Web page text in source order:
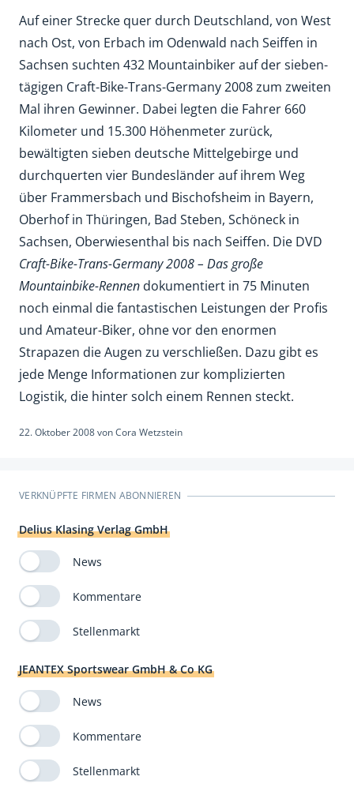
Auf einer Strecke quer durch Deutschland, von West
nach Ost, von Erbach im Odenwald nach Seiffen in
Sachsen suchten 432 Mountainbiker auf der sieben-
tägigen Craft-Bike-Trans-Germany 2008 zum zweiten
Mal ihren Gewinner. Dabei legten die Fahrer 660
Kilometer und 15.300 Höhenmeter zurück,
bewältigten sieben deutsche Mittelgebirge und
durchquerten vier Bundesländer auf ihrem Weg
über Frammersbach und Bischofsheim in Bayern,
Oberhof in Thüringen, Bad Steben, Schöneck in
Sachsen, Oberwiesenthal bis nach Seiffen. Die DVD
Craft-Bike-Trans-Germany 2008 – Das große
Mountainbike-Rennen dokumentiert in 75 Minuten
noch einmal die fantastischen Leistungen der Profis
und Amateur-Biker, ohne vor den enormen
Strapazen die Augen zu verschließen. Dazu gibt es
jede Menge Informationen zur komplizierten
Logistik, die hinter solch einem Rennen steckt.
22. Oktober 2008vonCora Wetzstein
VERKNÜPFTE FIRMEN ABONNIEREN
Delius Klasing Verlag GmbH
News
Kommentare
Stellenmarkt
JEANTEX Sportswear GmbH & Co KG
News
Kommentare
Stellenmarkt